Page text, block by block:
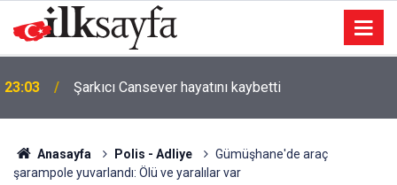
22:57 Ağaca çarpan motosikletin sürücüsü öldü
Anasayfa Polis - Adliye
Gümüşhane'de araç
şarampole yuvarlandı: Ölü ve yaralılar var